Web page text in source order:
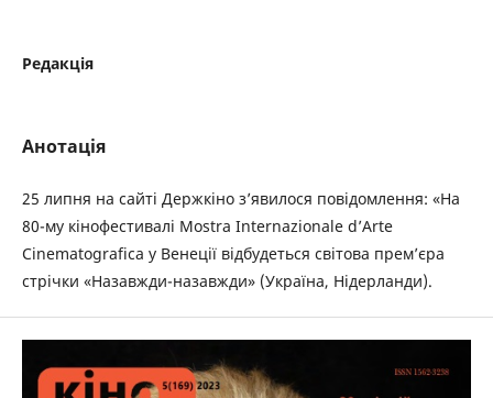
Редакція
Анотація
25 липня на сайті Держкіно з’явилося повідомлення: «На
80-му кінофестивалі Mostra Internazionale d’Arte
Cinematografica у Венеції відбудеться світова премʼєра
стрічки «Назавжди-назавжди» (Україна, Нідерланди).